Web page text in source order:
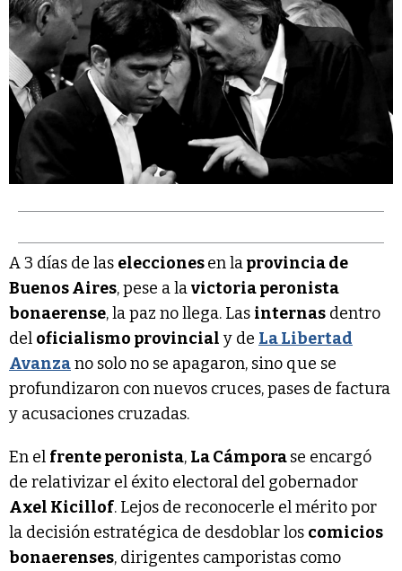
A 3 días de las eleccionesen laprovincia de
Buenos Aires, pese a lavictoria peronista
bonaerense, la paz no llega. Las internas dentro
del oficialismo provincial y de La Libertad
Avanzano solo no se apagaron, sino que se
profundizaron con nuevos cruces, pases de factura
y acusaciones cruzadas.
En el frente peronista, La Cámporase encargó
de relativizar el éxito electoral del gobernador
Axel Kicillof. Lejos de reconocerle el mérito por
la decisión estratégica de desdoblar los comicios
bonaerenses, dirigentes camporistas como